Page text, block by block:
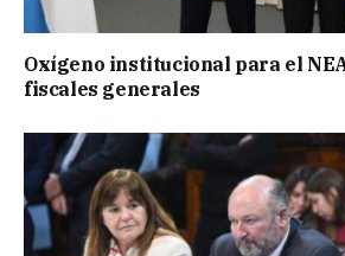
Oxígeno institucional para el
fiscales generales